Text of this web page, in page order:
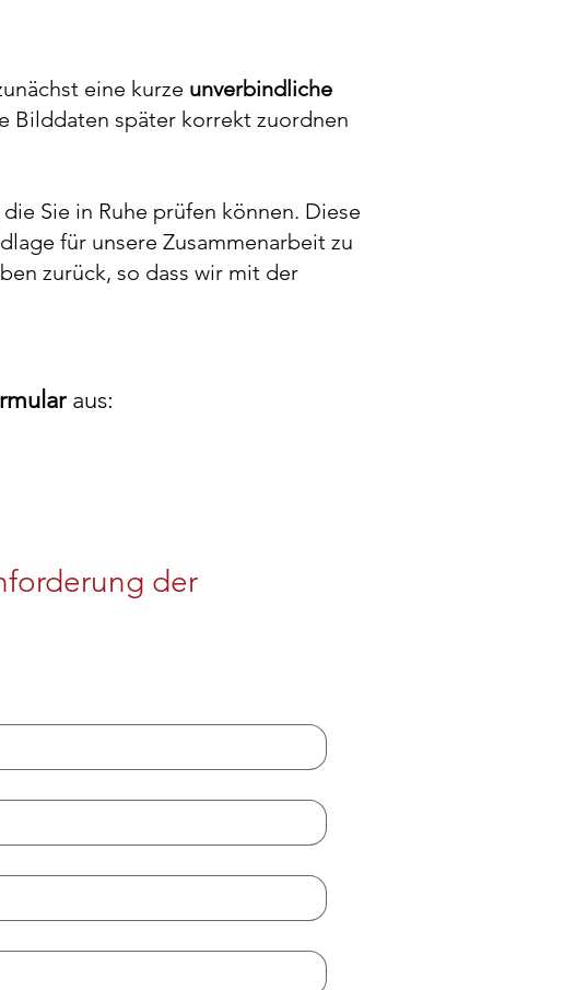
eine kurze unverbindliche
Bilddaten später korrekt zuordnen
die Sie in Ruhe prüfen können. Diese
für unsere Zusammenarbeit zu
zurück, so dass wir mit der
aus:
der